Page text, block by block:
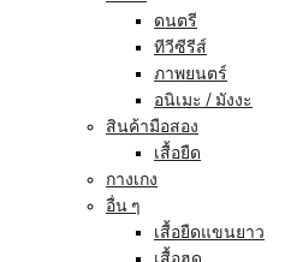
ดนตรี
ทีวีซีรีส์
ภาพยนตร์
อนิเมะ / มังงะ
สินค้ามือสอง
เสื้อยืด
กางเกง
อื่น ๆ
เสื้อยืดแขนยาว
เสื้อฮูด